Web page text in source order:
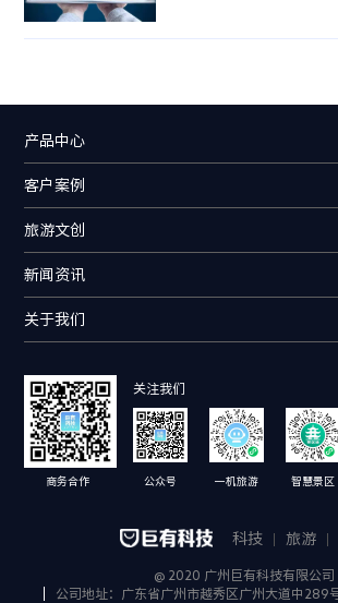
产品中心
客户案例
旅游文创
新闻资讯
关于我们
商务合作
关注我们
公众号 一机旅游 智慧景区
科技 旅游
@ 2020 广州巨有科技有限公司
公司地址：广东省广州市越秀区广州大道中289